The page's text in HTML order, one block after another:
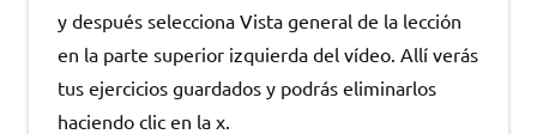
y después selecciona Vista general de la lección
en la parte superior izquierda del vídeo. Allí verás
tus ejercicios guardados y podrás eliminarlos
haciendo clic en la x.